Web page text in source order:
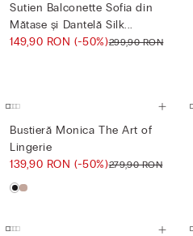
Sutien Balconette Sofia din
Mătase și Dantelă Silk...
149,90 RON(-50%)299,90 RON
Bustieră Monica The Art of
Lingerie
139,90 RON(-50%)279,90 RON